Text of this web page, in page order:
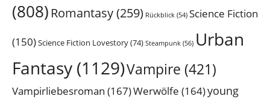
(808) Romantasy(259) Rückblick (54) Science Fiction
(150)Science Fiction Lovestory(74) Steampunk (56) Urban
Fantasy (1129)Vampire (421)
Vampirliebesroman (167)Werwölfe (164)young